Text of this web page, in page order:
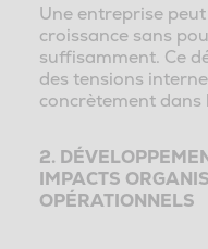
Une entreprise
croissance sans
suffisamment. Ce
des tensions
concrètement dans
2.
IMPACTS
OPÉRATIONNELS